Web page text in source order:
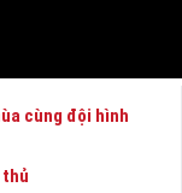
cùng đội hình